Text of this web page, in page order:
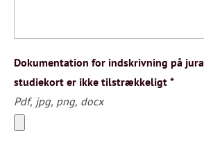
Dokumentation for indskrivning på
studiekort er ikke tilstrækkeligt *
Pdf, jpg, png, docx